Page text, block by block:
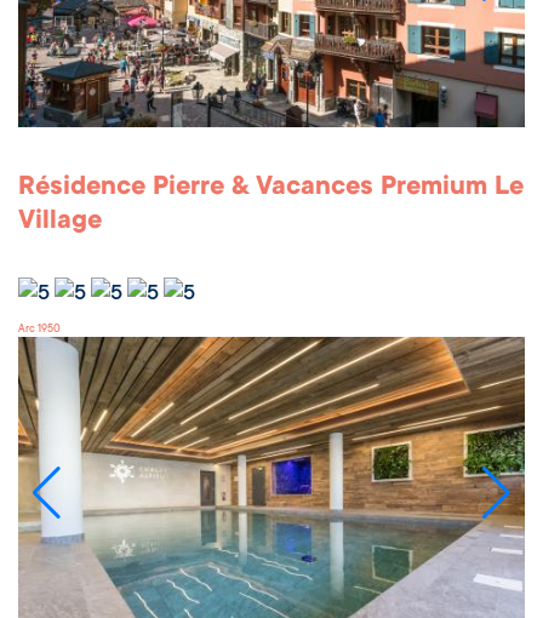
Résidence Pierre & Vacances Premium Le
Village
Arc 1950